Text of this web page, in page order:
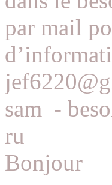
par mail
sam -
ru
Bonjour